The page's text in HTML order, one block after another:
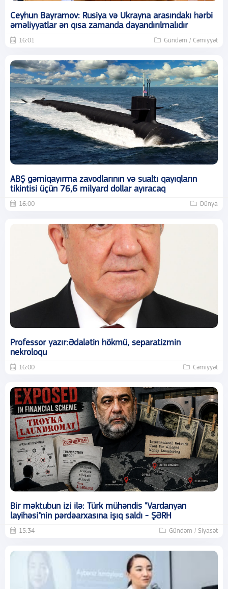
Ceyhun Bayramov: Rusiya və Ukrayna arasındakı hərbi
əməliyyatlar ən qısa zamanda dayandırılmalıdır
16:01 Gündəm / Cəmiyyət
ABŞ gəmiqayırma zavodlarının və sualtı qayıqların
tikintisi üçün 76,6 milyard dollar ayıracaq
16:00 Dünya
Professor yazır:Ədalətin hökmü, separatizmin
nekroloqu
16:00 Cəmiyyət
Bir məktubun izi ilə: Türk mühəndis "Vardanyan
layihəsi"nin pərdəarxasına işıq saldı - ŞƏRH
15:34 Gündəm / Siyasət